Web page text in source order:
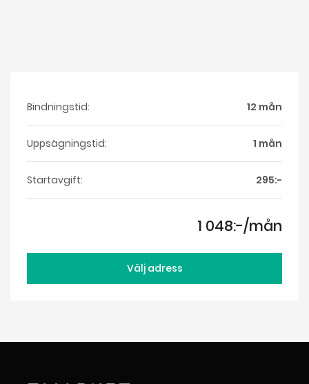
Bindningstid: 12 mån
Uppsägningstid: 1 mån
Startavgift: 295:-
1 048:-/mån
Välj adress